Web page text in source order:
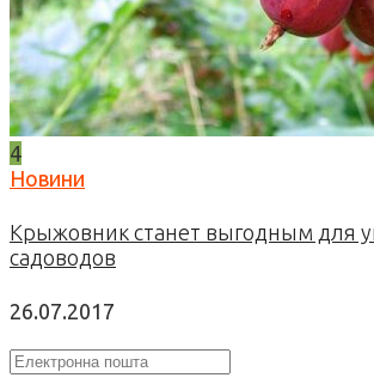
4
Новини
Крыжовник станет выгодным для
садоводов
26.07.2017